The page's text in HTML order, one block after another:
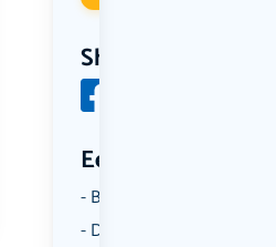
Share
Een aantal
Borrelen
Dansen